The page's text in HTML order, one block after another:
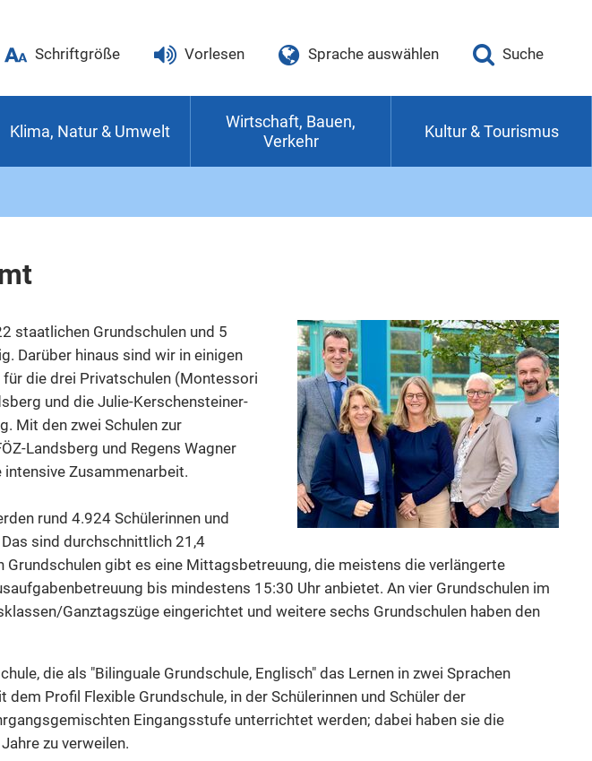
Schriftgröße Vorlesen Sprache auswählen Suche
Klima, Natur & Umwelt
Wirtschaft, Bauen,
Verkehr
Kultur & Tourismus
staatlichen Grundschulen und 5
Darüber hinaus sind wir in einigen
die drei Privatschulen (Montessori
und die Julie-Kerschensteiner-
Mit den zwei Schulen zur
Landsberg und Regens Wagner
Zusammenarbeit.
rund 4.924 Schülerinnen und
sind durchschnittlich 21,4
Grundschulen gibt es eine Mittagsbetreuung, die meistens die verlängerte
bis mindestens 15:30 Uhr anbietet. An vier Grundschulen im
Ganztagszüge eingerichtet und weitere sechs Grundschulen haben den
die als "Bilinguale Grundschule, Englisch" das Lernen in zwei Sprachen
Profil Flexible Grundschule, in der Schülerinnen und Schüler der
Eingangsstufe unterrichtet werden; dabei haben sie die
zu verweilen.